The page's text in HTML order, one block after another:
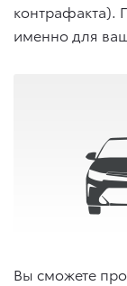
контрафакта).
именно для
Вы сможете